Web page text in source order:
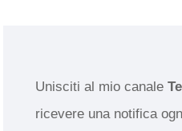
Unisciti al mio canale
ricevere una notifica